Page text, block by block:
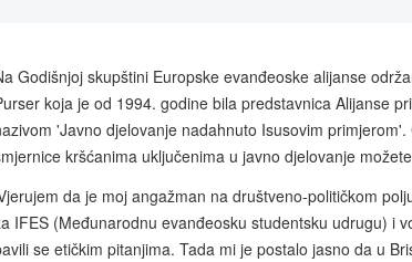
Godišnjoj skupštini Europske evanđeoske alijanse
koja je od 1994. godine bila predstavnica Alijanse
'Javno djelovanje nadahnuto Isusovim
kršćanima uključenima u javno djelovanje
da je moj angažman na društveno-političkom
IFES (Međunarodnu evanđeosku studentsku udrugu) i
se etičkim pitanjima. Tada mi je postalo jasno da u